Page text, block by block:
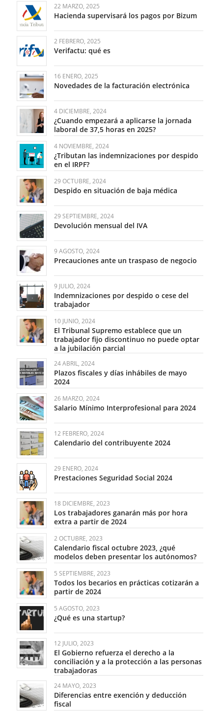
22 MARZO, 2025
Hacienda supervisará los pagos por Bizum
2 FEBRERO, 2025
Verifactu: qué es
16 ENERO, 2025
Novedades de la facturación electrónica
4 DICIEMBRE, 2024
¿Cuando empezará a aplicarse la jornada
laboral de 37,5 horas en 2025?
4 NOVIEMBRE, 2024
¿Tributan las indemnizaciones por despido
en el IRPF?
29 OCTUBRE, 2024
Despido en situación de baja médica
29 SEPTIEMBRE, 2024
Devolución mensual del IVA
9 AGOSTO, 2024
Precauciones ante un traspaso de negocio
9 JULIO, 2024
Indemnizaciones por despido o cese del
trabajador
10 JUNIO, 2024
El Tribunal Supremo establece que un
trabajador fijo discontinuo no puede optar
a la jubilación parcial
24 ABRIL, 2024
Plazos fiscales y días inhábiles de mayo
2024
26 MARZO, 2024
Salario Mínimo Interprofesional para 2024
12 FEBRERO, 2024
Calendario del contribuyente 2024
29 ENERO, 2024
Prestaciones Seguridad Social 2024
18 DICIEMBRE, 2023
Los trabajadores ganarán más por hora
extra a partir de 2024
2 OCTUBRE, 2023
Calendario fiscal octubre 2023, ¿qué
modelos deben presentar los autónomos?
5 SEPTIEMBRE, 2023
Todos los becarios en prácticas cotizarán a
partir de 2024
5 AGOSTO, 2023
¿Qué es una startup?
12 JULIO, 2023
El Gobierno refuerza el derecho a la
conciliación y a la protección a las personas
trabajadoras
24 MAYO, 2023
Diferencias entre exención y deducción
fiscal